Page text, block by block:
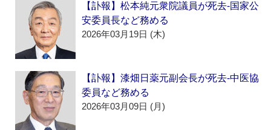
【訃報】松本純元衆院議員が死去‐国家公
安委員長など務める
2026年03月19日 (木)
【訃報】漆畑日薬元副会長が死去‐中医協
委員など務める
2026年03月09日 (月)